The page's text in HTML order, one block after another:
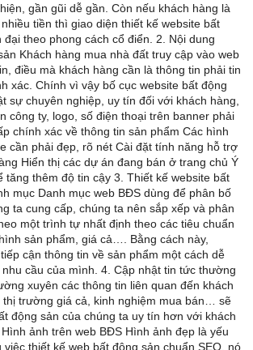
gần gũi dễ gần. Còn nếu khách hàng là
tiền thì giao diện thiết kế website bất
đại theo phong cách cổ điển. 2. Nội dung
Khách hàng mua nhà đất truy cập vào web
điều mà khách hàng cần là thông tin phải tin
xác. Chính vì vậy bố cục website bất động
sự chuyên nghiệp, uy tín đối với khách hàng,
công ty, logo, số điện thoại trên banner phải
chính xác về thông tin sản phẩm Các hình
cần phải đẹp, rõ nét Cài đặt tính năng hỗ trợ
Hiển thị các dự án đang bán ở trang chủ Ý
tăng thêm độ tin cậy 3. Thiết kế website bất
mục Danh mục web BĐS dùng để phân bố
ta cung cấp, chúng ta nên sắp xếp và phân
một trình tự nhất định theo các tiêu chuẩn
sản phẩm, giá cả…. Bằng cách này,
cận thông tin về sản phẩm một cách dễ
cầu của mình. 4. Cập nhật tin tức thường
xuyên các thông tin liên quan đến khách
thị trường giá cả, kinh nghiệm mua bán… sẽ
động sản của chúng ta uy tín hơn với khách
ảnh trên web BĐS Hình ảnh đẹp là yếu
thiết kế web bất động sản chuẩn SEO, nó